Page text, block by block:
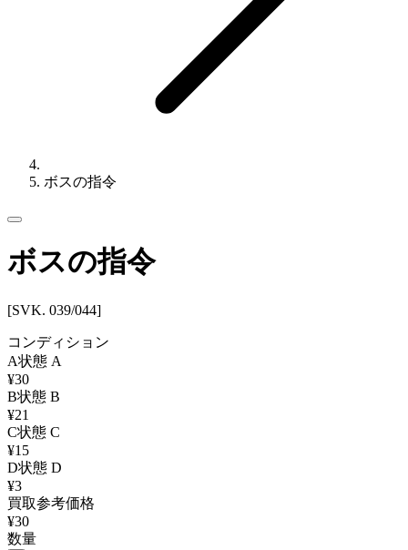
ボスの指令
ボスの指令
[SVK. 039/044]
コンディション
A状態 A
¥30
B状態 B
¥21
C状態 C
¥15
D状態 D
¥3
買取参考価格
¥30
数量